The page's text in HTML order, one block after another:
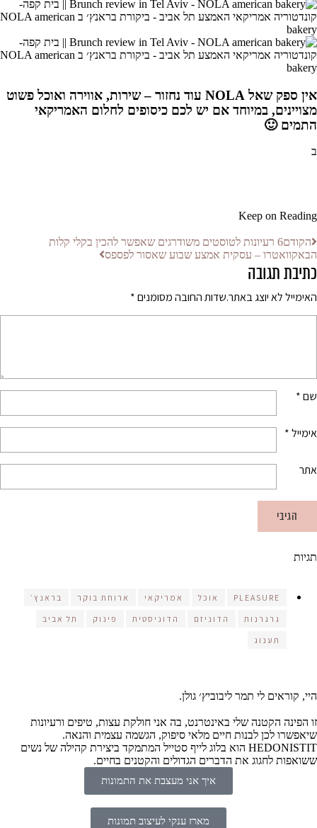
אין ספק שאל NOLA עוד נחזור – שירות, אווירה ואוכל פשוט
מצויינים, במיוחד אם יש לכם כיסופים לחלום האמריקאי
התמים 🙂
ב
Keep on Reading
הקודם6 רעיונות לטוסטים משודרגים שאפשר להכין בקלי קלות
הבאקוואטרו – עסקית אמצע שבוע שאסור לפספס
כתיבת תגובה
האימייל לא יוצג באתר.שדות החובה מסומנים*
שם*
אימייל*
אתר
תגיות
PLEASURE אוכל אמריקאי ארוחת בוקר
בראנץ׳
גרגרנות
הדוניזם הדוניסטית פינוק
תל אביב
תענוג
היי, קוראים לי תמר ליבוביץ׳ גולן.
זו הפינה הקטנה שלי באינטרנט, בה אני חולקת עצות, טיפים ורעיונות
שיאפשרו לכן לבנות חיים מלאי סיפוק, הגשמה עצמית והנאה.
HEDONISTIT הוא בלוג לייף סטייל המתמקד ביצירת קהילה של נשים
ששואפות לחגוג את הדברים הגדולים והקטנים בחיים.
איך אני מעצבת את התמונות
מארז ענקי לעיצוב תמונות